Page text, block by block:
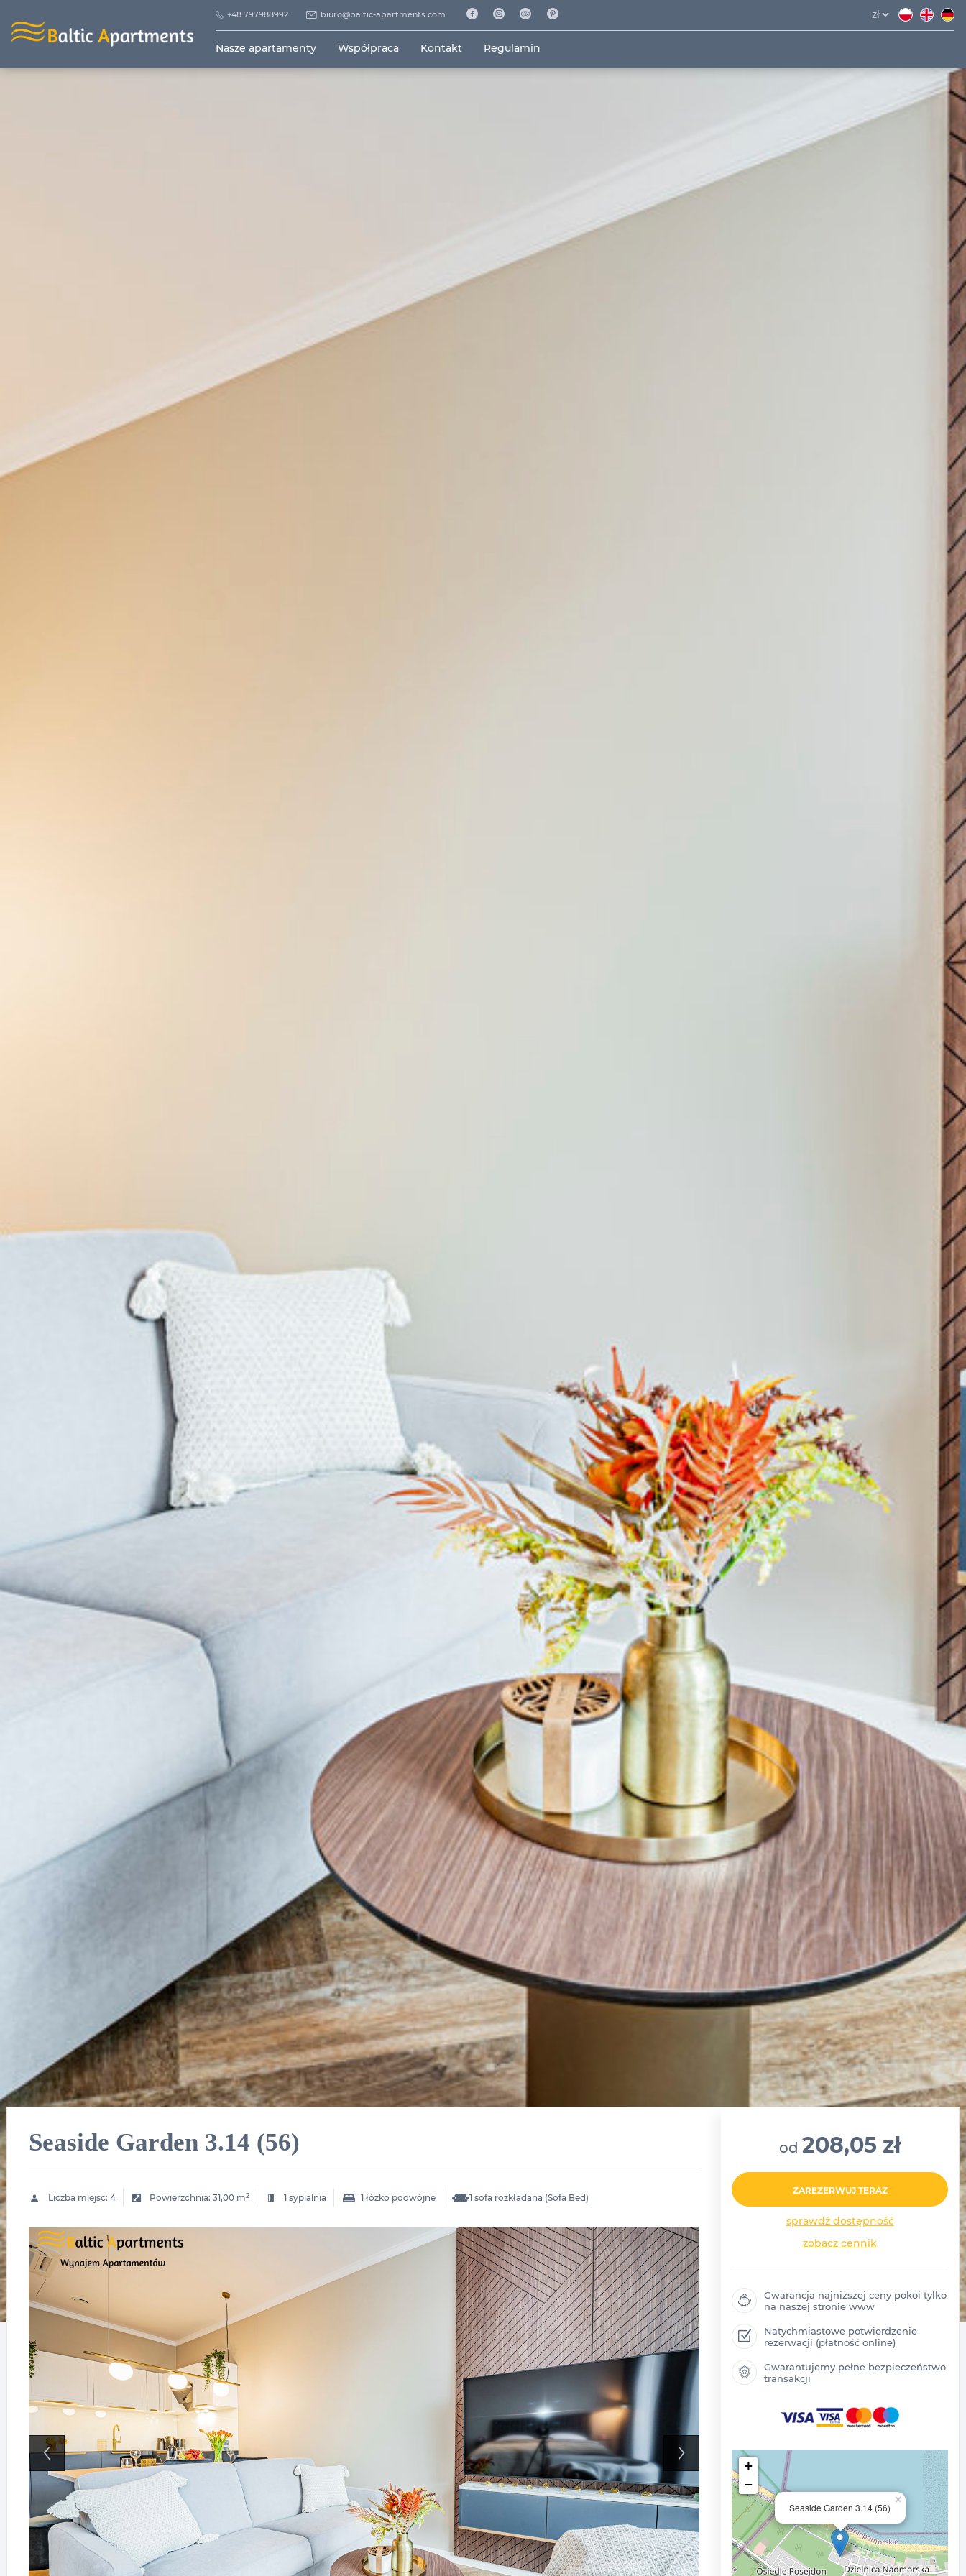
+48 797988992 biuro@baltic-apartments.com
Nasze apartamenty Współpraca Kontakt Regulamin
Seaside Garden 3.14 (56)
Liczba miejsc: 4 Powierzchnia:31,00 m2 1 sypialnia 1 łóżko podwójne 1 sofa rozkładana (Sofa Bed)
od 208,05 zł
ZAREZERWUJ TERAZ
sprawdź dostępność
zobacz cennik
Gwarancja najniższej ceny pokoi tylko
na naszej stronie www
Natychmiastowe potwierdzenie
rezerwacji (płatność online)
Gwarantujemy pełne bezpieczeństwo
transakcji
Seaside Garden 3.14 (56)
×
+
−